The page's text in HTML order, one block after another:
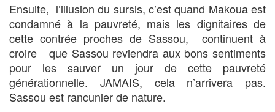
Ensuite, l’illusion du sursis, c’est quand Makoua est
condamné à la pauvreté, mais les dignitaires de
cette contrée proches de Sassou, continuent à
croire que Sassou reviendra aux bons sentiments
pour les sauver un jour de cette pauvreté
générationnelle. JAMAIS, cela n’arrivera pas.
Sassou est rancunier de nature.